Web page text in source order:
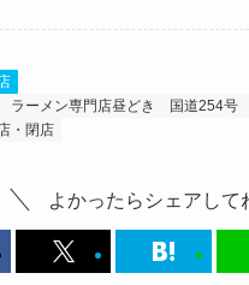
ラーメン専門店昼どき 国道254号
・閉店
よかったらシェアして